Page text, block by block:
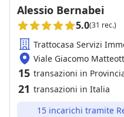
Alessio Bernabei
5.0(31 rec.)
Trattocasa Servizi
Viale Giacomo
15 transazioni in
21 transazioni in Italia
15 incarichi tramite